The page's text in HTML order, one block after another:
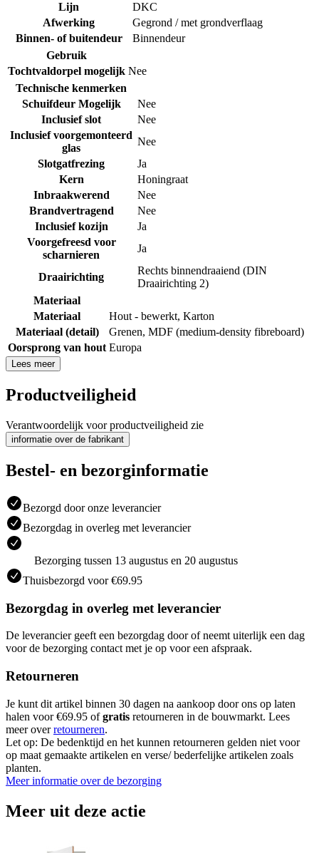
Lijn
DKC
Afwerking
Gegrond / met grondverflaag
Binnen- of buitendeur
Binnendeur
Gebruik
Tochtvaldorpel mogelijk Nee
Technische kenmerken
Schuifdeur Mogelijk
Nee
Inclusief slot
Nee
Inclusief voorgemonteerd
glas
Nee
Slotgatfrezing
Ja
Kern
Honingraat
Inbraakwerend
Nee
Brandvertragend
Nee
Inclusief kozijn
Ja
Voorgefreesd voor
scharnieren
Ja
Draairichting
Rechts binnendraaiend (DIN
Draairichting 2)
Materiaal
Materiaal
Hout - bewerkt, Karton
Materiaal (detail)
Grenen, MDF (medium-density fibreboard)
Oorsprong van hout Europa
Lees meer
Productveiligheid
Verantwoordelijk voor productveiligheid zie
informatie over de fabrikant
Bestel- en bezorginformatie
Bezorgd door onze leverancier
Bezorgdag in overleg met leverancier
Bezorging tussen 13 augustus en 20 augustus
Thuisbezorgd voor €69.95
Bezorgdag in overleg met leverancier
De leverancier geeft een bezorgdag door of neemt uiterlijk een dag
voor de bezorging contact met je op voor een afspraak.
Retourneren
Je kunt dit artikel binnen 30 dagen na aankoop door ons op laten
halen voor €69.95 ofgratis retourneren in de bouwmarkt. Lees
meer overretourneren.
Let op: De bedenktijd en het kunnen retourneren gelden niet voor
op maat gemaakte artikelen en verse/ bederfelijke artikelen zoals
planten.
Meer informatie over de bezorging
Meer uit deze actie